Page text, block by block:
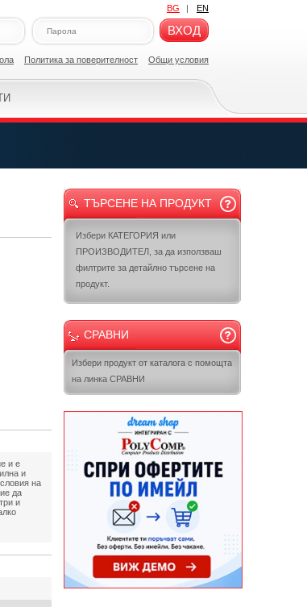
BG | EN
ВХОД
Политикa за поверителност Общи условия
и е
и
на
да
и
ТЪРСЕНЕ НА ПРОДУКТ
Избери КАТЕГОРИЯ или
ПРОИЗВОДИТЕЛ, за да използваш
филтрите за детайлно търсене на
продукт.
СРАВНИ
Избери продукт от каталога с помощта
на линка СРАВНИ